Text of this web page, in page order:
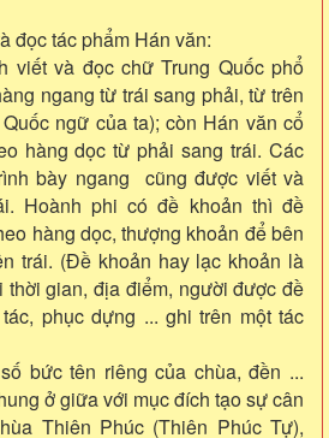
đọc tác phẩm Hán văn:
viết và đọc chữ Trung Quốc phổ
ngang từ trái sang phải, từ trên
ngữ của ta); còn Hán văn cổ
hàng dọc từ phải sang trái. Các
bày ngang cũng được viết và
Hoành phi có đề khoản thì đề
hàng dọc, thượng khoản để bên
trái. (Đề khoản hay lạc khoản là
gian, địa điểm, người được đề
phục dựng ... ghi trên một tác
bức tên riêng của chùa, đền ...
ở giữa với mục đích tạo sự cân
Thiên Phúc (Thiên Phúc Tự),